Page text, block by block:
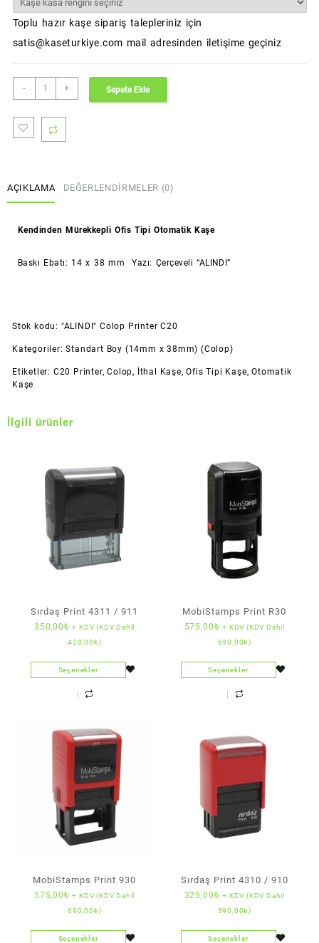
Toplu hazır kaşe sipariş talepleriniz için
satis@kaseturkiye.com mail adresinden iletişime geçiniz
-
ALINDI
Kaşesi
Boy)
(Colop)
+ Sepete Ekle
AÇIKLAMA DEĞERLENDIRMELER (0)
Kendinden Mürekkepli Ofis Tipi Otomatik Kaşe
Baskı Ebatı: 14 x 38 mm Yazı: Çerçeveli “ALINDI”
Stok kodu: "ALINDI" Colop Printer C20
Kategoriler:Standart Boy (14mm x 38mm) (Colop)
Etiketler: C20 Printer,Colop, İthal Kaşe,Ofis Tipi Kaşe,Otomatik
Kaşe
İlgili ürünler
Sırdaş Print 4311 / 911
350,00₺ + KDV (KDV Dahil
420,00₺)
Seçenekler
MobiStamps Print R30
575,00₺ + KDV (KDV Dahil
690,00₺)
Seçenekler
MobiStamps Print 930
575,00₺ + KDV (KDV Dahil
690,00₺)
Seçenekler
Sırdaş Print 4310 / 910
325,00₺ + KDV (KDV Dahil
390,00₺)
Seçenekler